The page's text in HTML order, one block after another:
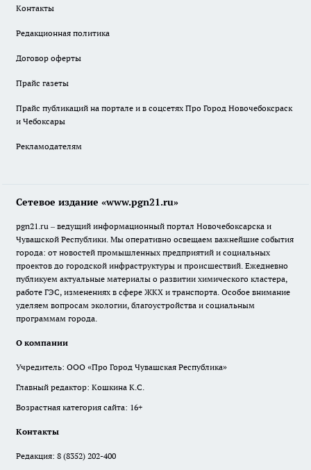
Контакты
Редакционная политика
Договор оферты
Прайс газеты
Прайс публикаций на портале и в соцсетях Про Город Новочебоксраск
и Чебоксары
Рекламодателям
Сетевое издание «www.pgn21.ru»
pgn21.ru – ведущий информационный портал Новочебоксарска и
Чувашской Республики. Мы оперативно освещаем важнейшие события
города: от новостей промышленных предприятий и социальных
проектов до городской инфраструктуры и происшествий. Ежедневно
публикуем актуальные материалы о развитии химического кластера,
работе ГЭС, изменениях в сфере ЖКХ и транспорта. Особое внимание
уделяем вопросам экологии, благоустройства и социальным
программам города.
О компании
Учредитель: ООО «Про Город Чувашская Республика»
Главный редактор: Кошкина К.С.
Возрастная категория сайта: 16+
Контакты
Редакция: 8 (8352) 202-400